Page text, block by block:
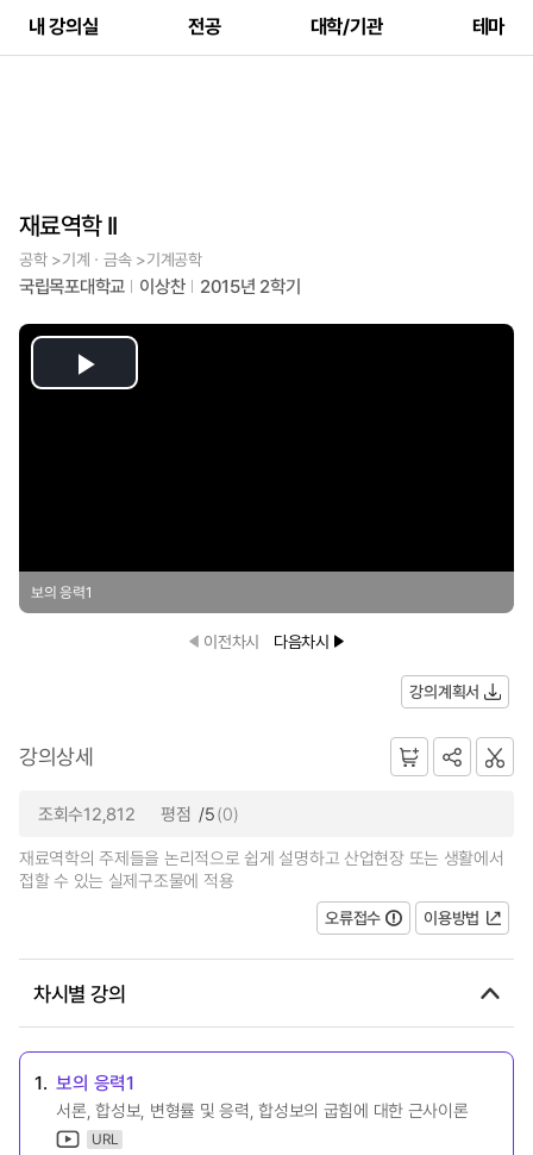
내 강의실 전공 대학/기관 테마
재료역학 II
공학 >기계ㆍ금속 >기계공학
국립목포대학교 이상찬 2015년 2학기
Play
보의 응력1
이전차시 다음차시
강의계획서
강의상세
조회수12,812 평점 /5(0)
재료역학의 주제들을 논리적으로 쉽게 설명하고 산업현장 또는 생활에서
접할 수 있는 실제구조물에 적용
오류접수
이용방법
차시별 강의
1. 보의 응력1
서론, 합성보, 변형률 및 응력, 합성보의 굽힘에 대한 근사이론
URL